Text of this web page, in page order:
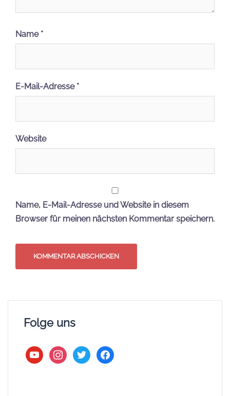
Name *
E-Mail-Adresse *
Website
Name, E-Mail-Adresse und Website in diesem
Browser für meinen nächsten Kommentar speichern.
Folge uns
youtubeinstagram
twitter facebook